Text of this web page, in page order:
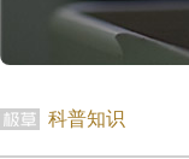
科普知识